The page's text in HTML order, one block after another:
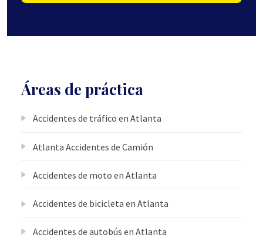
Áreas de práctica
Accidentes de tráfico en Atlanta
Atlanta Accidentes de Camión
Accidentes de moto en Atlanta
Accidentes de bicicleta en Atlanta
Accidentes de autobús en Atlanta